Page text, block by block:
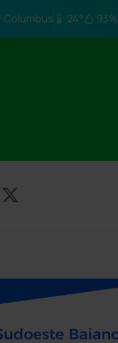
Columbus 24° 93%